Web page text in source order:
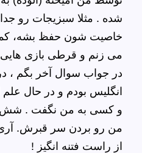
شده . مثلا سبزیجات رو
خاصیت شون حفظ بشه،
می زنم و قرطی بازی
در جواب سوال آخر بگم ،
انگلیس بودم و در حال
و کسی به من نگفت . شش
من رو بردن سر قبرش.
از راست فتنه انگیز !